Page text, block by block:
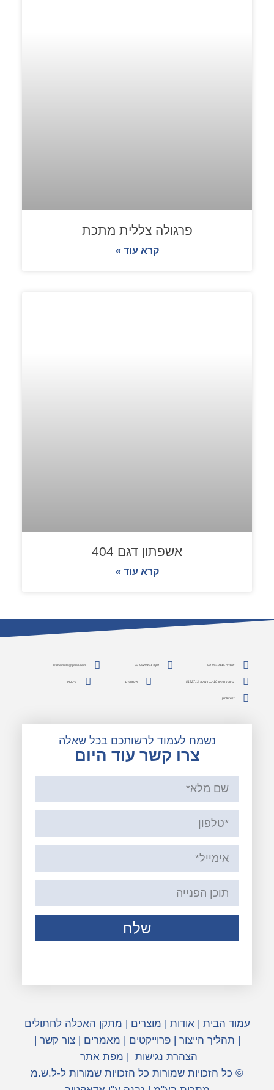
פרגולה צללית מתכת
קרא עוד »
אשפתון דגם 404
קרא עוד »
משרד: 03-9613415 פקס: 03-9529484 lesheminfo@gmail.com
כתובת: הירקון 10 יבנה, מיקוד 8122713 אינסטגרם פייסבוק
pinterest
נשמח לעמוד לרשותכם בכל שאלה
צרו קשר עוד היום
שלח
עמוד הבית |אודות | מוצרים | מתקן האכלה לחתולים
| תהליך הייצור |פרוייקטים | מאמרים |צור קשר |
הצהרת נגישות | מפת אתר
© כל הזכויות שמורות כל הזכויות שמורות ל-ל.ש.מ